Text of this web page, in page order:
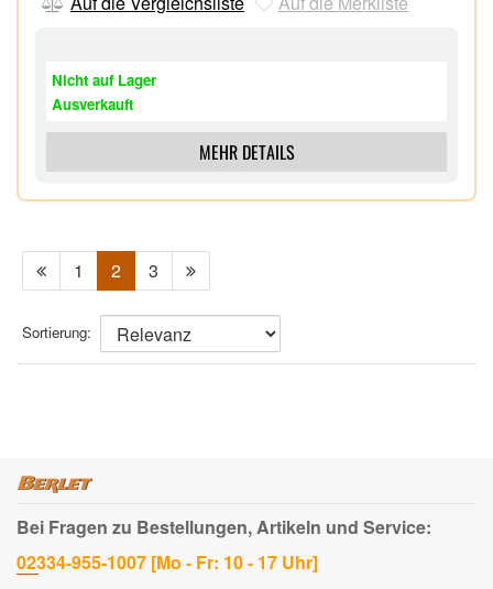
Nicht auf Lager
Ausverkauft
MEHR DETAILS
1 2 3
Sortierung:
Bei Fragen zu Bestellungen, Artikeln und Service:
02334-955-1007 [Mo - Fr: 10 - 17 Uhr]